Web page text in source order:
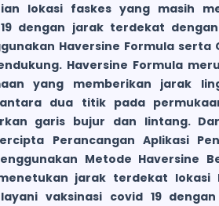
lokasi faskes yang masih
dengan jarak terdekat
Haversine Formula serta
Haversine Formula
yang memberikan jarak
dua titik pada
garis bujur dan lintang.
Perancangan Aplikasi
Metode Haversine
jarak terdekat lokasi
vaksinasi covid 19